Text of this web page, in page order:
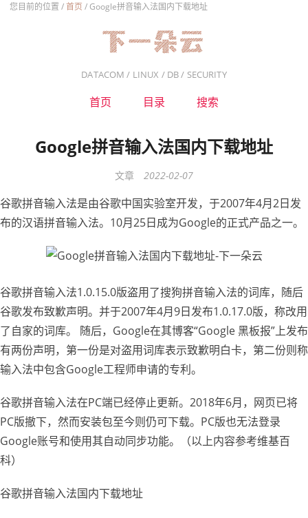
您目前的位置 /首页 /Google拼音输入法国内下载地址
DATACOM / LINUX / DB / SECURITY
首页 目录 搜索
Google拼音输入法国内下载地址
文章 2022-02-07
谷歌拼音输入法是由谷歌中国实验室开发，于2007年4月2日发
布的汉语拼音输入法。10月25日成为Google的正式产品之一。
谷歌拼音输入法1.0.15.0版盗用了搜狗拼音输入法的词库，随后
谷歌发布致歉声明。并于2007年4月9日发布1.0.17.0版，称改用
了自家的词库。 随后，Google在其博客“Google 黑板报”上发布
有两份声明，第一份是对盗用词库表示致歉明白卡，第二份则称
输入法中包含Google工程师申请的专利。
谷歌拼音输入法在PC端已经停止更新。2018年6月，网页已将
PC版撤下，然而安装包至今则仍可下载。PC版也无法登录
Google账号和使用其自动同步功能。（以上内容参考维基百
科）
谷歌拼音输入法国内下载地址